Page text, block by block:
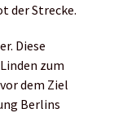
der Strecke.
Diese
zum
dem Ziel
Berlins